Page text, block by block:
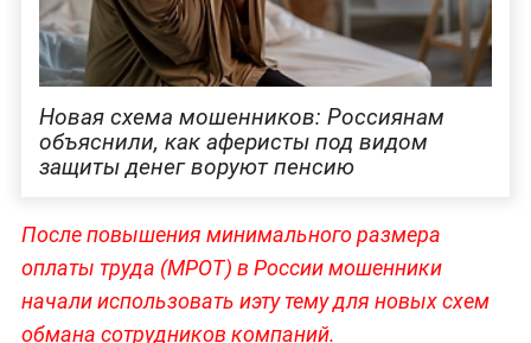
Новая схема мошенников: Россиянам
объяснили, как аферисты под видом
защиты денег воруют пенсию
После повышения минимального размера
оплаты труда (МРОТ) в России мошенники
начали использовать иэту тему для новых схем
обмана сотрудников компаний.